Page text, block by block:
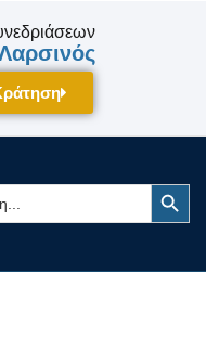
Δίνει Ραντεβού Τον
Search Button